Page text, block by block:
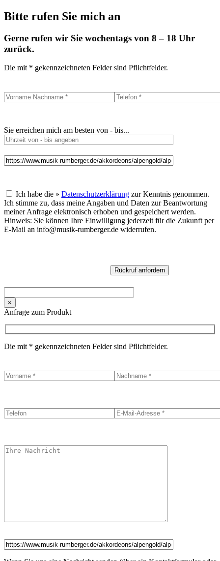
Bitte rufen Sie mich an
Gerne rufen wir Sie wochentags von 8 – 18 Uhr
zurück.
Die mit * gekennzeichneten Felder sind Pflichtfelder.
Sie erreichen mich am besten von - bis...
Ich habe die » Datenschutzerklärung zur Kenntnis genommen.
Ich stimme zu, dass meine Angaben und Daten zur Beantwortung
meiner Anfrage elektronisch erhoben und gespeichert werden.
Hinweis: Sie können Ihre Einwilligung jederzeit für die Zukunft per
E-Mail an info@musik-rumberger.de widerrufen.
×
Anfrage zum Produkt
Die mit * gekennzeichneten Felder sind Pflichtfelder.